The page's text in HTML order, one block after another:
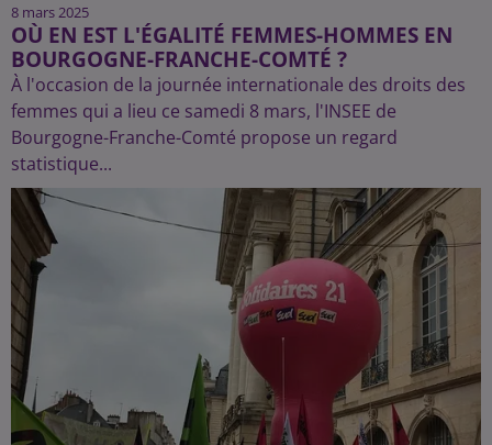
8 mars 2025
OÙ EN EST L'ÉGALITÉ FEMMES-HOMMES EN
BOURGOGNE-FRANCHE-COMTÉ ?
À l'occasion de la journée internationale des droits des
femmes qui a lieu ce samedi 8 mars, l'INSEE de
Bourgogne-Franche-Comté propose un regard
statistique...